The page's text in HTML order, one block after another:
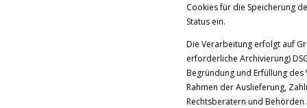
Cookies für die Speicherung
Status ein.
Die Verarbeitung erfolgt auf
erforderliche Archivierung)
Begründung und Erfüllung
Rahmen der Auslieferung,
Rechtsberatern und